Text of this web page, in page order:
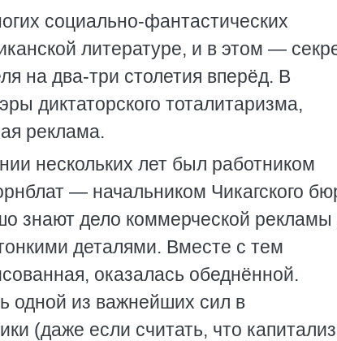
социально-фантастических
литературе, и в этом —
на два-три столетия вперёд. В
диктаторского тоталитаризма,
реклама.
нескольких лет был работником
— начальником Чикагского
знают дело коммерческой рекламы
деталями. Вместе с тем
оказалась обеднённой.
одной из важнейших сил в
(даже если считать, что